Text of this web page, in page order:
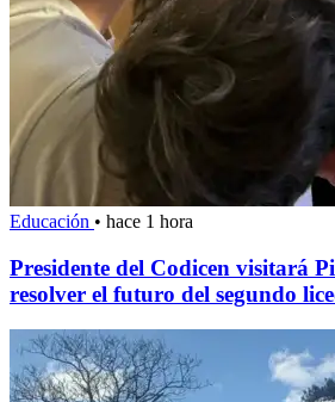
Educación • hace 1 hora
Presidente del Codicen visitará
resolver el futuro del segundo